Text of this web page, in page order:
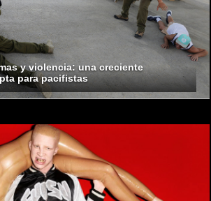
y violencia: una creciente
para pacifistas